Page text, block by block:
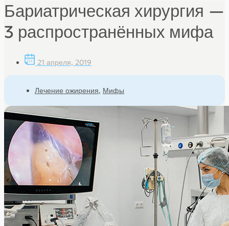
Бариатрическая хирургия —
3 распространённых мифа
21 апреля, 2019
Лечение ожирения, Мифы